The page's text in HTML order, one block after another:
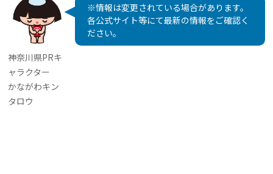
神奈川県PRキ
ャラクター
かながわキン
タロウ
※情報は変更されている場合があります。
各公式サイト等にて最新の情報をご確認く
ださい。